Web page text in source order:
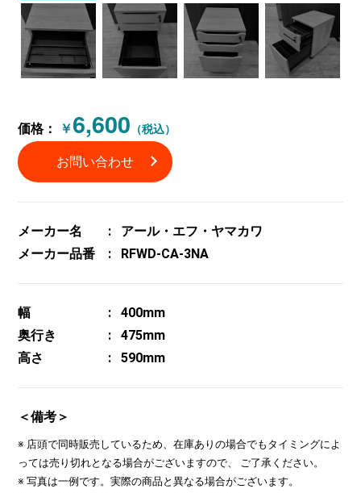
価格： ￥6,600 （税込）
お問い合わせ
メーカー名
アール・エフ・ヤマカワ
メーカー品番
RFWD-CA-3NA
幅
400mm
奥行き
475mm
高さ
590mm
＜備考＞
※ 店頭で同時販売しているため、在庫ありの場合でもタイミングによ
っては売り切れとなる場合がございますので、 ご了承ください。
※ 写真は一例です。実際の商品と異なる場合がございます。